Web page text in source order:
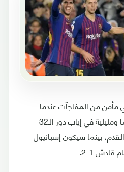
مأمن من المفاجآت عندما
يستضيفان كولتورال ليونيسا ومليلية في إياب دور الـ32
بينما سيكون إسبانيول
قادش 1-2.